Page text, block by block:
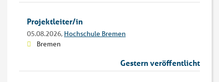
Projektleiter/in
05.08.2026, Hochschule Bremen
Bremen
Gestern veröffentlicht